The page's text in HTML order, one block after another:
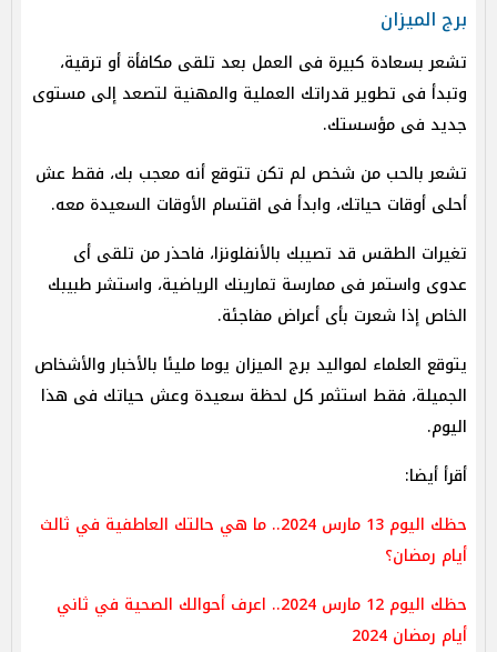
برج الميزان
تشعر بسعادة كبيرة فى العمل بعد تلقى مكافأة أو ترقية،
وتبدأ فى تطوير قدراتك العملية والمهنية لتصعد إلى مستوى
جديد فى مؤسستك.
تشعر بالحب من شخص لم تكن تتوقع أنه معجب بك، فقط عش
أحلى أوقات حياتك، وابدأ فى اقتسام الأوقات السعيدة معه.
تغيرات الطقس قد تصيبك بالأنفلونزا، فاحذر من تلقى أى
عدوى واستمر فى ممارسة تمارينك الرياضية، واستشر طبيبك
الخاص إذا شعرت بأى أعراض مفاجئة.
يتوقع العلماء لمواليد برج الميزان يوما مليئا بالأخبار والأشخاص
الجميلة، فقط استثمر كل لحظة سعيدة وعش حياتك فى هذا
اليوم.
أقرأ أيضا:
حظك اليوم 13 مارس 2024.. ما هي حالتك العاطفية في ثالث
أيام رمضان؟
حظك اليوم 12 مارس 2024.. اعرف أحوالك الصحية في ثاني
أيام رمضان 2024